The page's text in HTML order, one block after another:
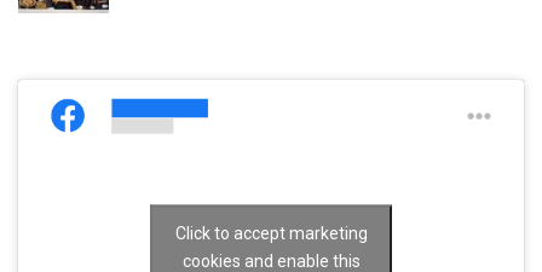
Click to accept marketing
cookies and enable this